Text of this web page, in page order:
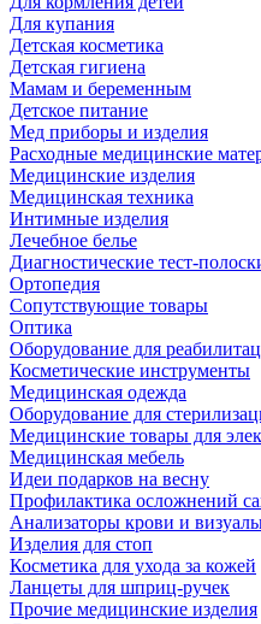
Для купания
Детская косметика
Детская гигиена
Мамам и беременным
Детское питание
Мед приборы и изделия
Расходные медицинские
Медицинские изделия
Медицинская техника
Интимные изделия
Лечебное белье
Диагностические тест-
Ортопедия
Сопутствующие товары
Оптика
Оборудование для
Косметические инструменты
Медицинская одежда
Оборудование для
Медицинские товары для
Медицинская мебель
Идеи подарков на весну
Профилактика осложнений
Анализаторы крови и
Изделия для стоп
Косметика для ухода за кожей
Ланцеты для шприц-ручек
Прочие медицинские изделия